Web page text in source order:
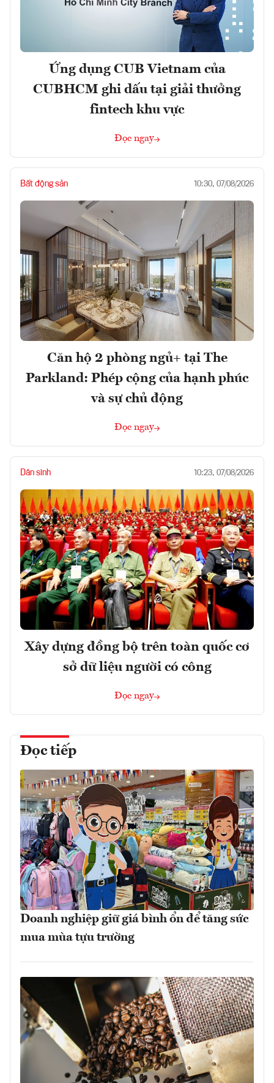
Ứng dụng CUB Vietnam của
CUBHCM ghi dấu tại giải thưởng
fintech khu vực
Đọc ngay
Bất động sản 10:30, 07/08/2026
Căn hộ 2 phòng ngủ+ tại The
Parkland: Phép cộng của hạnh phúc
và sự chủ động
Đọc ngay
Dân sinh 10:23, 07/08/2026
Xây dựng đồng bộ trên toàn quốc cơ
sở dữ liệu người có công
Đọc ngay
Đọc tiếp
Doanh nghiệp giữ giá bình ổn để tăng sức
mua mùa tựu trường